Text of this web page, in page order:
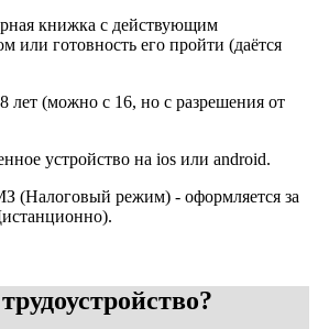
книжка с действующим
или готовность его пройти (даётся
лет (можно с 16, но с разрешения от
устройство на ios или android.
(Налоговый режим) - оформляется за